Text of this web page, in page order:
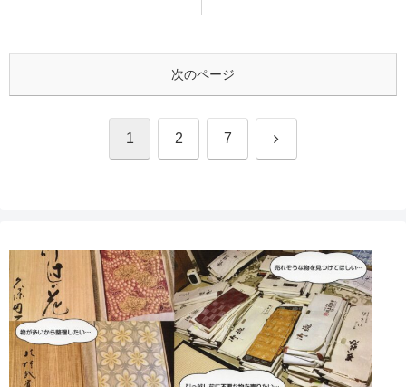
次のページ
1 2 7 次